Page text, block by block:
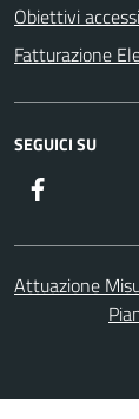
Obiettivi
Fatturazione
SEGUICI SU
Attuazione